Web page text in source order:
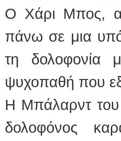
Ο Χάρι Μπος,
πάνω σε μια
τη δολοφονία
ψυχοπαθή που
Η Μπάλαρντ του
δολοφόνος